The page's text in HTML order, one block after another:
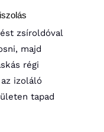
zsíroldóval
majd
régi
izoláló
tapad